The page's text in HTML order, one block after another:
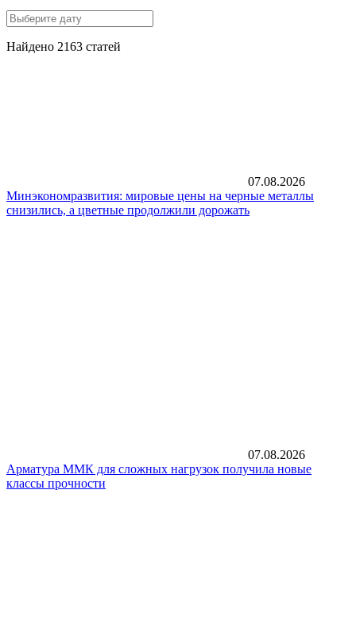
Найдено 2163 статей
07.08.2026
Минэкономразвития: мировые цены на черные металлы
снизились, а цветные продолжили дорожать
07.08.2026
Арматура ММК для сложных нагрузок получила новые
классы прочности